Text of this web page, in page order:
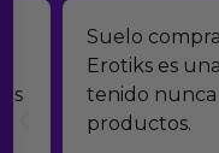
Suelo comprar en
Erotiks es una de
tenido nunca
productos.